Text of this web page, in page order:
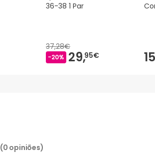
36-38 1 Par
37,28€
-20% 29,95€
(0 opiniões)